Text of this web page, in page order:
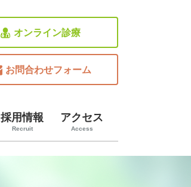
オンライン診療
お問合わせフォーム
採用情報
Recruit
アクセス
Access